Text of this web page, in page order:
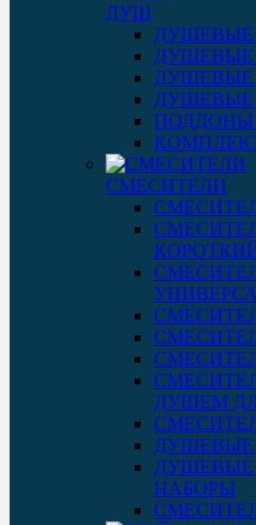
ДУШ
ДУШЕВЫЕ
ДУШЕВЫЕ
ПОДДОНЫ
СМЕСИТЕЛИ
ДУШЕМ
ДУШЕВЫЕ
НАБОРЫ